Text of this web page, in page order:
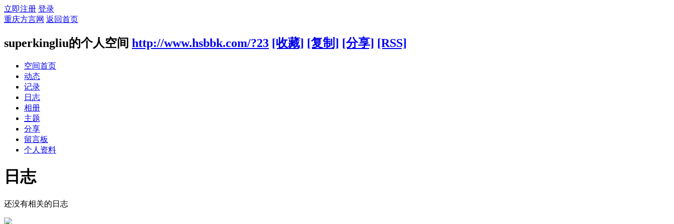
立即注册 登录
重庆方言网 返回首页
superkingliu的个人空间 http://www.hsbbk.com/?23 [收藏] [复制] [分享] [RSS]
空间首页
动态
记录
日志
相册
主题
分享
留言板
个人资料
日志
还没有相关的日志